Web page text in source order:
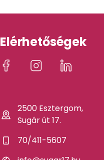
Elérhetőségek
2500 Esztergom,
Sugár út 17.
70/411-5607